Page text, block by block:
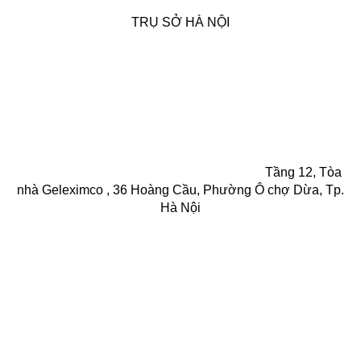
TRỤ SỞ HÀ NỘI
Tầng 12, Tòa
nhà Geleximco , 36 Hoàng Cầu, Phường Ô chợ Dừa, Tp.
Hà Nội